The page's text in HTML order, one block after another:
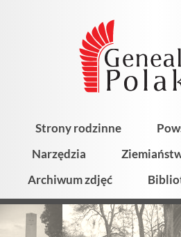
Strony rodzinne
Narzędzia
Archiwum zdjęć